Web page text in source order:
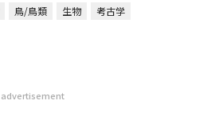
鳥/鳥類 生物
考古学
advertisement